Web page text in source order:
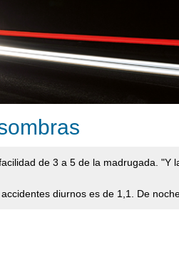
de 3 a 5 de la madrugada. "Y
diurnos es de 1,1. De